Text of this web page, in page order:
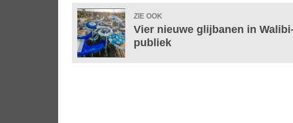
ZIE OOK
Vier nieuwe glijbanen in
publiek